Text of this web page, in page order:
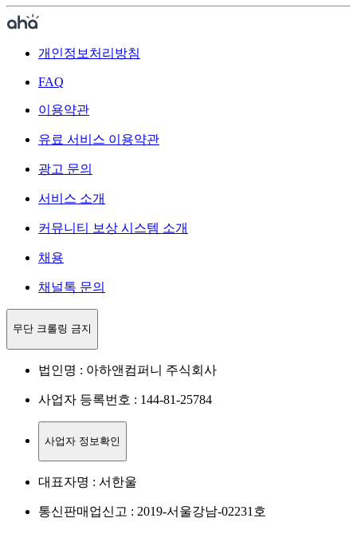
개인정보처리방침
FAQ
이용약관
유료 서비스 이용약관
광고 문의
서비스 소개
커뮤니티 보상 시스템 소개
채용
채널톡 문의
무단 크롤링 금지
법인명 : 아하앤컴퍼니 주식회사
사업자 등록번호 : 144-81-25784
사업자 정보확인
대표자명 : 서한울
통신판매업신고 : 2019-서울강남-02231호